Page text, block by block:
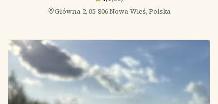
Główna 2, 05-806 Nowa Wieś, Polska